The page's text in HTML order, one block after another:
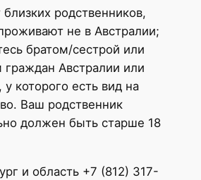
близких родственников,
не в Австралии;
братом/сестрой или
граждан Австралии или
у которого есть вид на
Ваш родственник
должен быть старше 18
и область +7 (812) 317-